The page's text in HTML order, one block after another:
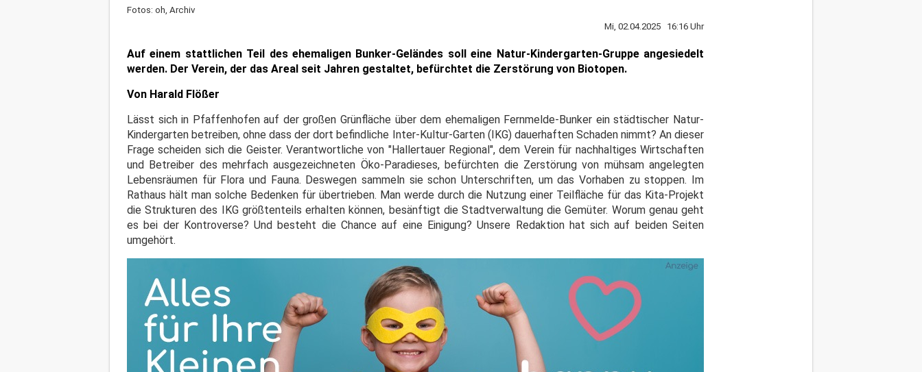
Fotos: oh, Archiv
Mi, 02.04.2025 16:16 Uhr
Auf einem stattlichen Teil des ehemaligen Bunker-Geländes soll eine Natur-Kindergarten-Gruppe angesiedelt
werden. Der Verein, der das Areal seit Jahren gestaltet, befürchtet die Zerstörung von Biotopen.
Von Harald Flößer
Lässt sich in Pfaffenhofen auf der großen Grünfläche über dem ehemaligen Fernmelde-Bunker ein städtischer Natur-
Kindergarten betreiben, ohne dass der dort befindliche Inter-Kultur-Garten (IKG) dauerhaften Schaden nimmt? An dieser
Frage scheiden sich die Geister. Verantwortliche von "Hallertauer Regional", dem Verein für nachhaltiges Wirtschaften
und Betreiber des mehrfach ausgezeichneten Öko-Paradieses, befürchten die Zerstörung von mühsam angelegten
Lebensräumen für Flora und Fauna. Deswegen sammeln sie schon Unterschriften, um das Vorhaben zu stoppen. Im
Rathaus hält man solche Bedenken für übertrieben. Man werde durch die Nutzung einer Teilfläche für das Kita-Projekt
die Strukturen des IKG größtenteils erhalten können, besänftigt die Stadtverwaltung die Gemüter. Worum genau geht
es bei der Kontroverse? Und besteht die Chance auf eine Einigung? Unsere Redaktion hat sich auf beiden Seiten
umgehört.